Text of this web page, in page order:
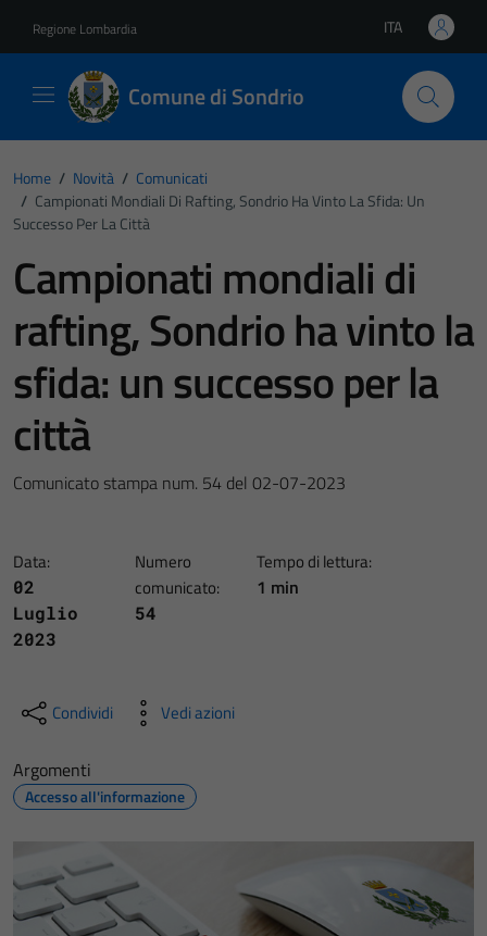
Regione Lombardia Lingua attiva:
ITA
Comune di Sondrio
Home / Novità / Comunicati
/ Campionati Mondiali Di Rafting, Sondrio Ha Vinto La Sfida: Un
Successo Per La Città
Campionati mondiali di
rafting, Sondrio ha vinto la
sfida: un successo per la
città
Comunicato stampa num. 54 del 02-07-2023
Data:
02
Luglio
2023
Numero
comunicato:
54
Tempo di lettura:
1 min
Condividi Vedi azioni
Argomenti
Accesso all'informazione